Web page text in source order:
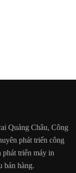
Quảng Châu, Công
phát triển công
phát triển máy in
bán hàng.